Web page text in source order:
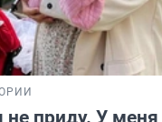
приду. У меня